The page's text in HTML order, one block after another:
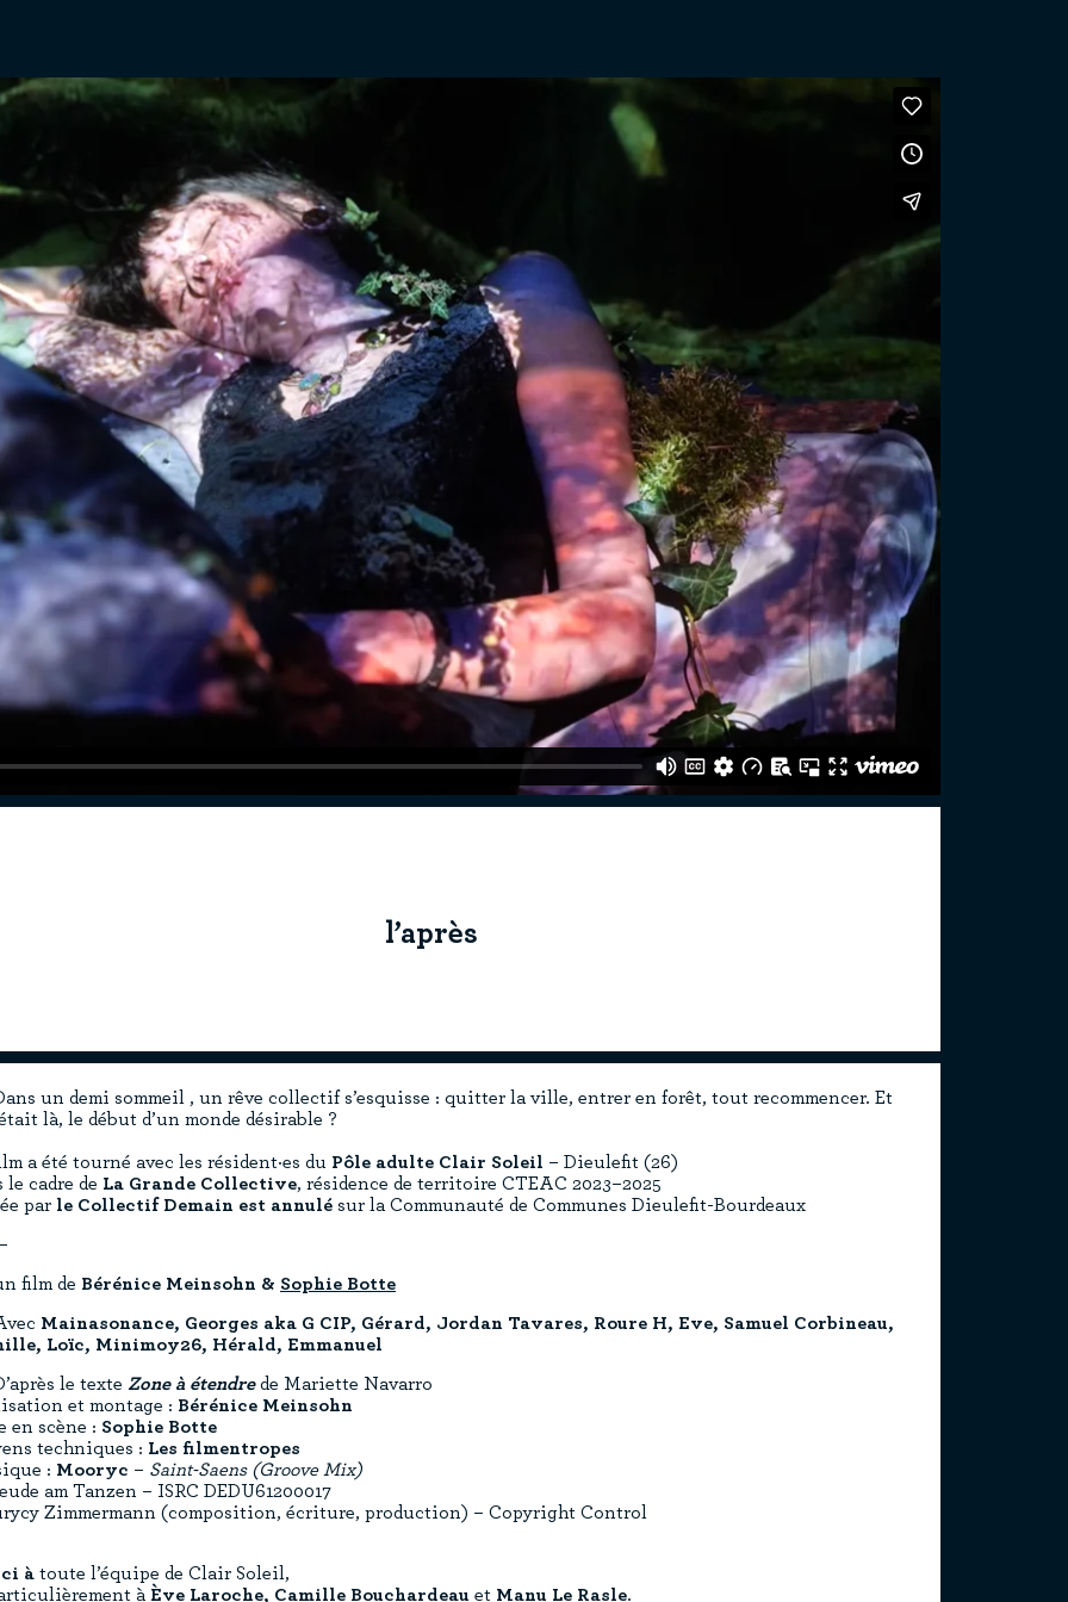
l’après
un demi sommeil , un rêve collectif s’esquisse : quitter la ville, entrer en forêt, tout recommencer. Et
là, le début d’un monde désirable ?
a été tourné avec les résident·es du Pôle adulte Clair Soleil – Dieulefit (26)
le cadre de La Grande Collective, résidence de territoire CTEAC 2023–2025
par le Collectif Demain est annulé sur la Communauté de Communes Dieulefit-Bourdeaux
film de Bérénice Meinsohn & Sophie Botte
Mainasonance, Georges aka G CIP, Gérard, Jordan Tavares, Roure H, Eve, Samuel Corbineau,
Loïc, Minimoy26, Hérald, Emmanuel
le texte Zone à étendrede Mariette Navarro
et montage : Bérénice Meinsohn
en scène : Sophie Botte
techniques : Les filmentropes
: Mooryc – Saint-Saens (Groove Mix)
am Tanzen – ISRC DEDU61200017
Zimmermann (composition, écriture, production) – Copyright Control
à toute l’équipe de Clair Soleil,
à Ève Laroche, Camille Bouchardeau et Manu Le Rasle.